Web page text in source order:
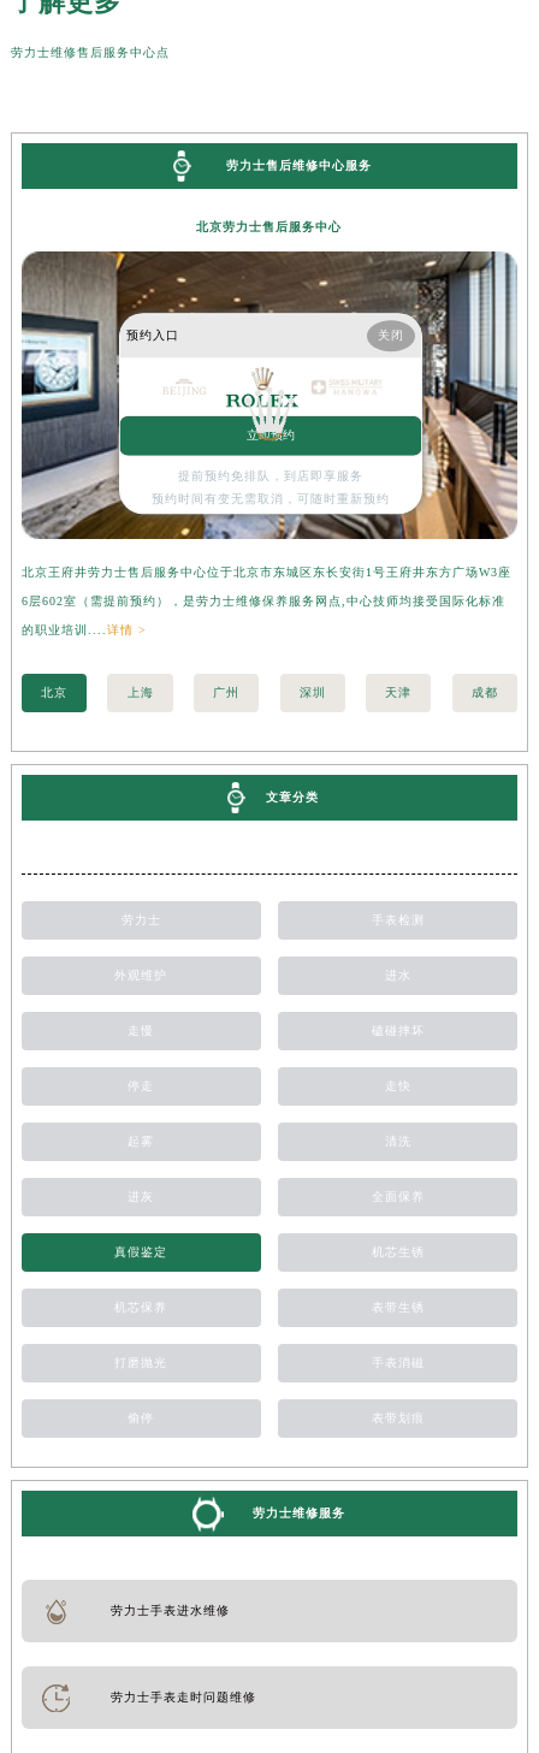
劳力士维修售后服务中心点
劳力士售后维修中心服务
北京劳力士售后服务中心
北京王府井劳力士售后服务中心位于北京市东城区东长安街1号王府井东方广场W3座
6层602室（需提前预约），是劳力士维修保养服务网点,中心技师均接受国际化标准
的职业培训....详情 >
北京 上海 广州 深圳 天津 成都
文章分类
劳力士 手表检测
外观维护 进水
走慢 磕碰摔坏
停走 走快
起雾 清洗
进灰 全面保养
真假鉴定 机芯生锈
机芯保养 表带生锈
打磨抛光 手表消磁
偷停 表带划痕
劳力士维修服务
劳力士手表进水维修
劳力士手表走时问题维修
预约入口 关闭
立即预约
提前预约免排队，到店即享服务
预约时间有变无需取消，可随时重新预约